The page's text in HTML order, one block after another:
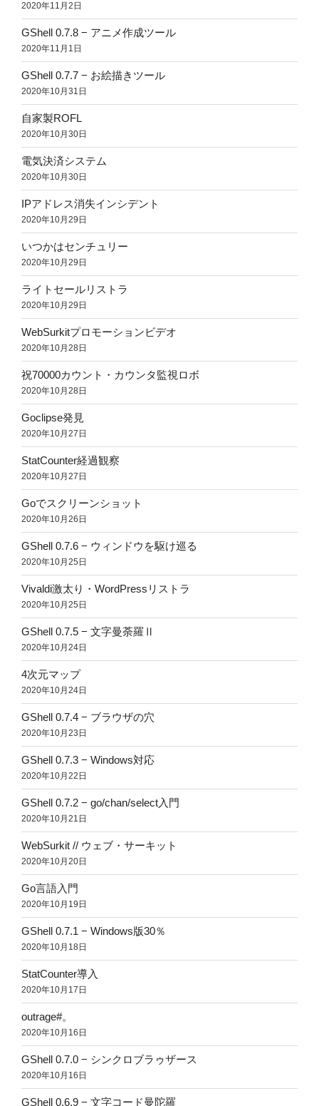
2020年11月2日
GShell 0.7.8 − アニメ作成ツール
2020年11月1日
GShell 0.7.7 − お絵描きツール
2020年10月31日
自家製ROFL
2020年10月30日
電気決済システム
2020年10月30日
IPアドレス消失インシデント
2020年10月29日
いつかはセンチュリー
2020年10月29日
ライトセールリストラ
2020年10月29日
WebSurkitプロモーションビデオ
2020年10月28日
祝70000カウント・カウンタ監視ロボ
2020年10月28日
Goclipse発見
2020年10月27日
StatCounter経過観察
2020年10月27日
Goでスクリーンショット
2020年10月26日
GShell 0.7.6 − ウィンドウを駆け巡る
2020年10月25日
Vivaldi激太り・WordPressリストラ
2020年10月25日
GShell 0.7.5 − 文字曼荼羅Ⅱ
2020年10月24日
4次元マップ
2020年10月24日
GShell 0.7.4 − ブラウザの穴
2020年10月23日
GShell 0.7.3 − Windows対応
2020年10月22日
GShell 0.7.2 − go/chan/select入門
2020年10月21日
WebSurkit // ウェブ・サーキット
2020年10月20日
Go言語入門
2020年10月19日
GShell 0.7.1 − Windows版30％
2020年10月18日
StatCounter導入
2020年10月17日
outrage#。
2020年10月16日
GShell 0.7.0 − シンクロブラゥザース
2020年10月16日
GShell 0.6.9 − 文字コード曼陀羅